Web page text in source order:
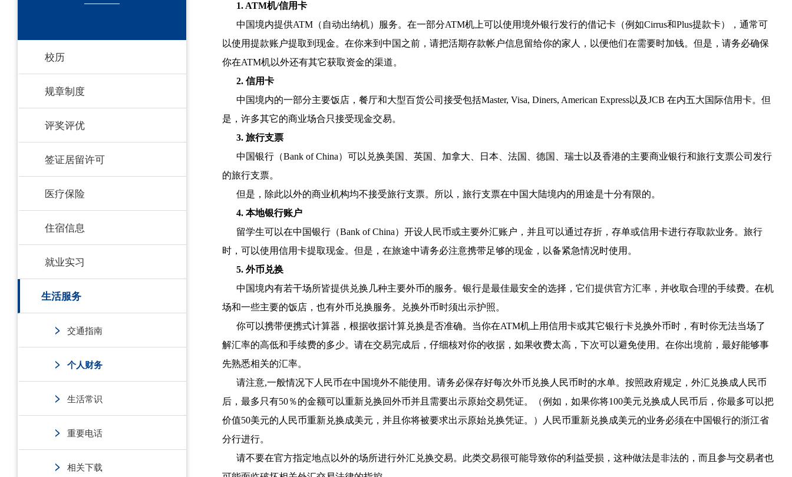
校历
规章制度
评奖评优
签证居留许可
医疗保险
住宿信息
就业实习
生活服务
交通指南
个人财务
生活常识
重要电话
相关下载
1. ATM机/信用卡
中国境内提供ATM（自动出纳机）服务。在一部分ATM机上可以使用境外银行发行的借记卡（例如Cirrus和Plus提款卡），通常可
以使用提款账户提取到现金。在你来到中国之前，请把活期存款帐户信息留给你的家人，以便他们在需要时加钱。但是，请务必确保
你在ATM机以外还有其它获取资金的渠道。
2. 信用卡
中国境内的一部分主要饭店，餐厅和大型百货公司接受包括Master, Visa, Diners, American Express以及JCB 在内五大国际信用卡。但
是，许多其它的商业场合只接受现金交易。
3. 旅行支票
中国银行（Bank of China）可以兑换美国、英国、加拿大、日本、法国、德国、瑞士以及香港的主要商业银行和旅行支票公司发行
的旅行支票。
但是，除此以外的商业机构均不接受旅行支票。所以，旅行支票在中国大陆境内的用途是十分有限的。
4. 本地银行账户
留学生可以在中国银行（Bank of China）开设人民币或主要外汇账户，并且可以通过存折，存单或信用卡进行存取款业务。旅行
时，可以使用信用卡提取现金。但是，在旅途中请务必注意携带足够的现金，以备紧急情况时使用。
5. 外币兑换
中国境内有若干场所皆提供兑换几种主要外币的服务。银行是最佳最安全的选择，它们提供官方汇率，并收取合理的手续费。在机
场和一些主要的饭店，也有外币兑换服务。兑换外币时须出示护照。
你可以携带便携式计算器，根据收据计算兑换是否准确。当你在ATM机上用信用卡或其它银行卡兑换外币时，有时你无法当场了
解汇率的高低和手续费的多少。请在交易完成后，仔细核对你的收据，如果收费太高，下次可以避免使用。 在你出境前，最好能够事
先熟悉相关的汇率。
请注意,一般情况下人民币在中国境外不能使用。请务必保存好每次外币兑换人民币时的水单。按照政府规定，外汇兑换成人民币
后，最多只有50％的金额可以重新兑换回外币并且需要出示原始交易凭证。（例如，如果你将100美元兑换成人民币后，你最多可以把
价值50美元的人民币重新兑换成美元，并且你将被要求出示原始兑换凭证。）人民币重新兑换成美元的业务必须在中国银行的浙江省
分行进行。
请不要在官方指定地点以外的场所进行外汇兑换交易。此类交易很可能导致你的利益受损，这种做法是非法的，而且参与交易者也